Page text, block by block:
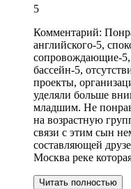
5
Комментарий:
английского-5,
сопровождающие-5,
бассейн-5,
проекты,
уделяли больше
младшим. Не
на возрастную
связи с этим сын
составляющей
Москва реке
Читать полностью